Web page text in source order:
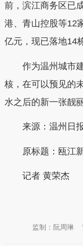
前，滨江商务区已
港、青山控股等12
亿元，现已落地14
作为温州城市建
核，在可以预见的
水之后的新一张靓
来源：温州日
原标题：瓯江新
记者 黄荣杰
监制：阮周琳